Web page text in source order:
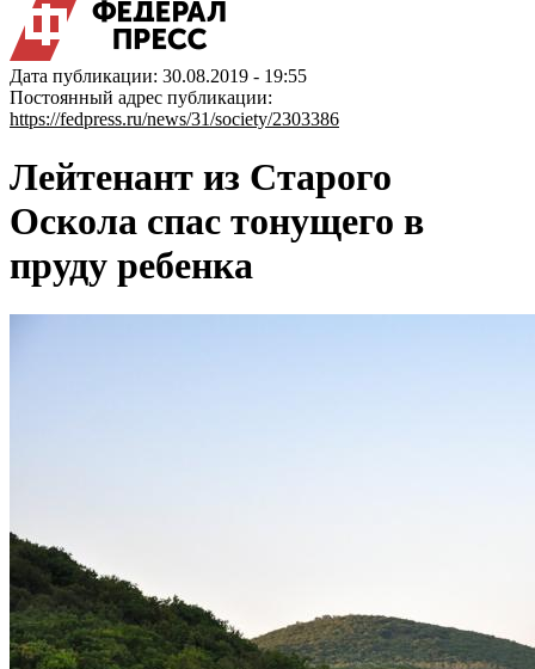
Дата публикации: 30.08.2019 - 19:55
Постоянный адрес публикации:
https://fedpress.ru/news/31/society/2303386
Лейтенант из Старого
Оскола спас тонущего в
пруду ребенка